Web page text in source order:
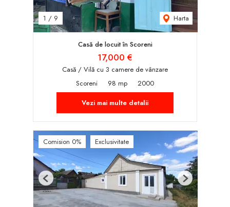
1 / 9 Harta
Casă de locuit în Scoreni
17,000 €
Casă / Vilă cu 3 camere de vânzare
Scoreni
98 mp
2000
Vezi mai multe detalii
Comision 0% Exclusivitate
Previous Next